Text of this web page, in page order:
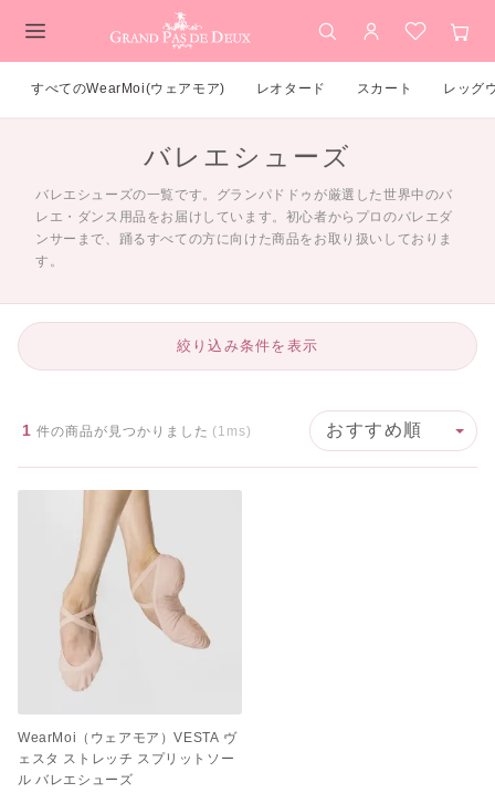
検索 アカウント
お気に入
カ
すべてのWearMoi(ウェアモア) レオタード スカート レッグ
バレエシューズ
バレエシューズの一覧です。グランパドドゥが厳選した世界中のバ
レエ・ダンス用品をお届けしています。初心者からプロのバレエダ
ンサーまで、踊るすべての方に向けた商品をお取り扱いしておりま
す。
絞り込み条件を表示
1 件の商品が見つかりました (1ms)
WearMoi（ウェアモア）VESTA ヴ
ェスタ ストレッチ スプリットソー
ル バレエシューズ